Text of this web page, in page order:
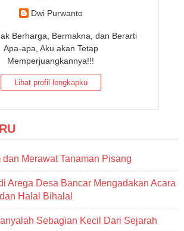
Dwi Purwanto
Berharga, Bermakna, dan Berarti
Apa-apa, Aku akan Tetap
Memperjuangkannya!!!
Lihat profil lengkapku
Merawat Tanaman Pisang
Arega Desa Bancar Mengadakan Acara
Halal Bihalal
Sebagian Kecil Dari Sejarah